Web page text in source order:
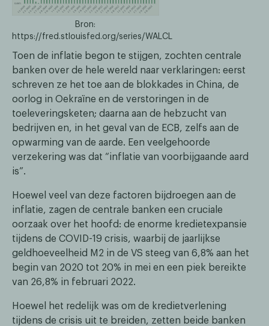
Bron:
https://fred.stlouisfed.org/series/WALCL
Toen de inflatie begon te stijgen, zochten centrale
banken over de hele wereld naar verklaringen: eerst
schreven ze het toe aan de blokkades in China, de
oorlog in Oekraïne en de verstoringen in de
toeleveringsketen; daarna aan de hebzucht van
bedrijven en, in het geval van de ECB, zelfs aan de
opwarming van de aarde. Een veelgehoorde
verzekering was dat “inflatie van voorbijgaande aard
is”.
Hoewel veel van deze factoren bijdroegen aan de
inflatie, zagen de centrale banken een cruciale
oorzaak over het hoofd: de enorme kredietexpansie
tijdens de COVID-19 crisis, waarbij de jaarlijkse
geldhoeveelheid M2 in de VS steeg van 6,8% aan het
begin van 2020 tot 20% in mei en een piek bereikte
van 26,8% in februari 2022.
Hoewel het redelijk was om de kredietverlening
tijdens de crisis uit te breiden, zetten beide banken